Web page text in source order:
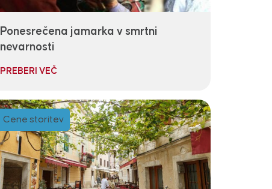
Ponesrečena jamarka v smrtni
nevarnosti
PREBERI VEČ
Cene storitev